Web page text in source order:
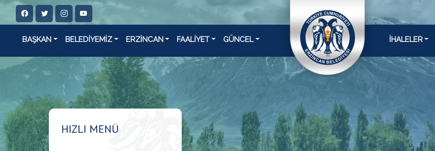
BAŞKAN BELEDİYEMİZ ERZİNCAN FAALİYET GÜNCEL İHALELER
HIZLI MENÜ